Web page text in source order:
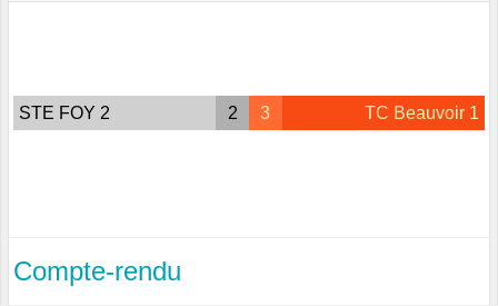
STE FOY 2 2 3 TC Beauvoir 1
Compte-rendu